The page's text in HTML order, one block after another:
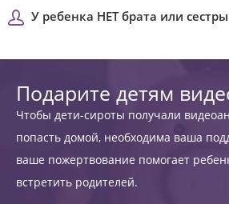
У ребенка НЕТ брата или сестры
Подарите детям
Чтобы дети-сироты получали
попасть домой, необходима ваша
ваше пожертвование помогает
встретить родителей.